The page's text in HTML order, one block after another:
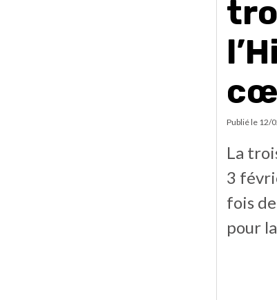
Publié le 12/
La
3
fois
pour